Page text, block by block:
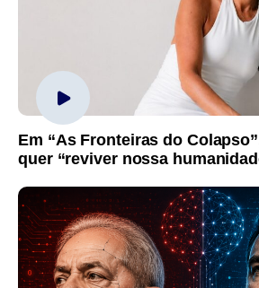
Em “As Fronteiras do
quer “reviver nossa